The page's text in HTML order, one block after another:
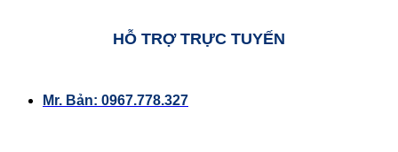
HỖ TRỢ TRỰC TUYẾN
Mr. Bản: 0967.778.327